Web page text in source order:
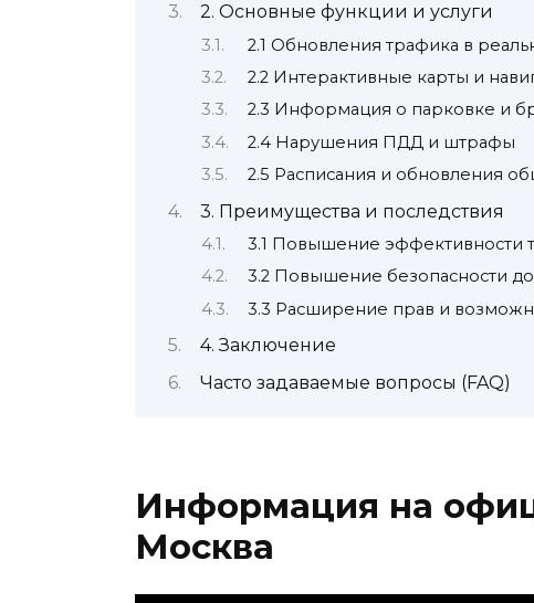
2. Основные функции и услуги
2.1 Обновления трафика в
2.2 Интерактивные карты и
2.3 Информация о парковке и
2.4 Нарушения ПДД и штрафы
2.5 Расписания и обновления
3. Преимущества и последствия
3.1 Повышение эффективности
3.2 Повышение безопасности
3.3 Расширение прав и
4. Заключение
Часто задаваемые вопросы (FAQ)
Информация на
Москва